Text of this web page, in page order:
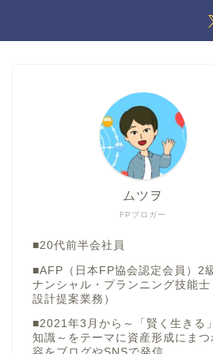
FPブロガー
ムツヲ
■20代前半会社員
■AFP（日本FP協会認定会員）2
ナンシャル・プランニング技能士
設計提案業務）
■2021年3月から～「賢く生きる
知識～をテーマに資産形成にまつ